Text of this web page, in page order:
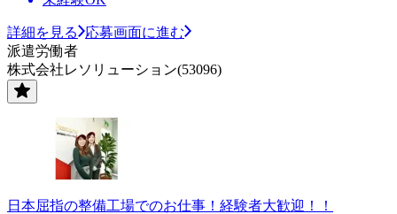
詳細を見る
応募画面に進む
派遣労働者
株式会社レソリューション(53096)
日本屈指の整備工場でのお仕事！経験者大歓迎！！